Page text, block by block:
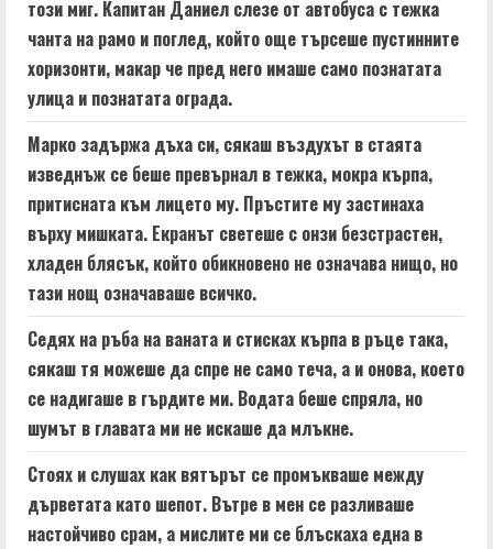
n
g
този миг. Капитан Даниел слезе от автобуса с тежка
чанта на рамо и поглед, който още търсеше пустинните
хоризонти, макар че пред него имаше само познатата
улица и познатата ограда.
Марко задържа дъха си, сякаш въздухът в стаята
изведнъж се беше превърнал в тежка, мокра кърпа,
притисната към лицето му. Пръстите му застинаха
върху мишката. Екранът светеше с онзи безстрастен,
хладен блясък, който обикновено не означава нищо, но
тази нощ означаваше всичко.
Седях на ръба на ваната и стисках кърпа в ръце така,
сякаш тя можеше да спре не само теча, а и онова, което
се надигаше в гърдите ми. Водата беше спряла, но
шумът в главата ми не искаше да млъкне.
Стоях и слушах как вятърът се промъкваше между
дърветата като шепот. Вътре в мен се разливаше
настойчиво срам, а мислите ми се блъскаха една в